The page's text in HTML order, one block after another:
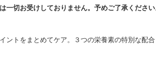
一切お受けしておりません。予めご了承ください
ントをまとめてケア。３つの栄養素の特別な配